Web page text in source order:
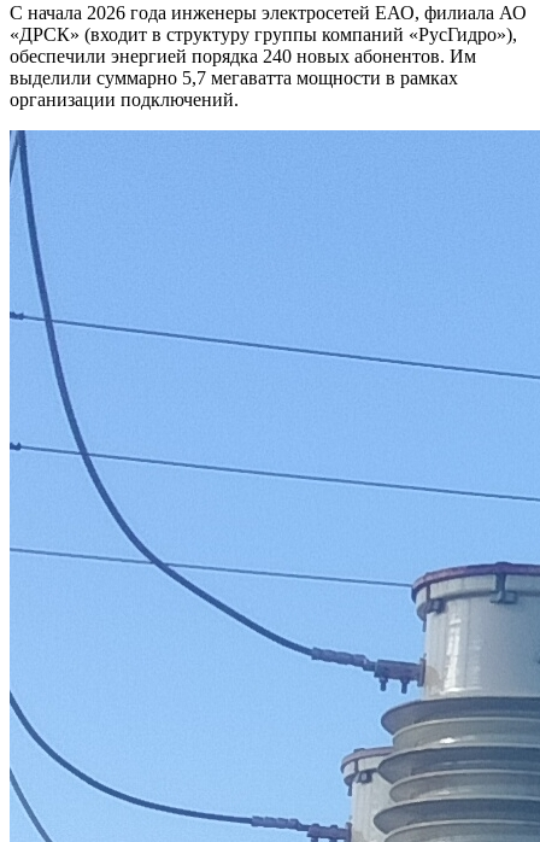
С начала 2026 года инженеры электросетей ЕАО, филиала АО
«ДРСК» (входит в структуру группы компаний «РусГидро»),
обеспечили энергией порядка 240 новых абонентов. Им
выделили суммарно 5,7 мегаватта мощности в рамках
организации подключений.